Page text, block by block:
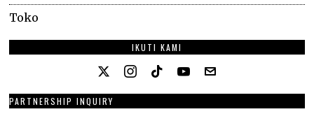
Toko
IKUTI KAMI
PARTNERSHIP INQUIRY